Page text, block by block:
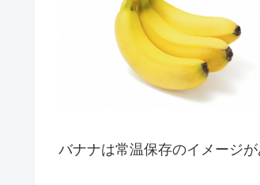
バナナは常温保存のイメージ